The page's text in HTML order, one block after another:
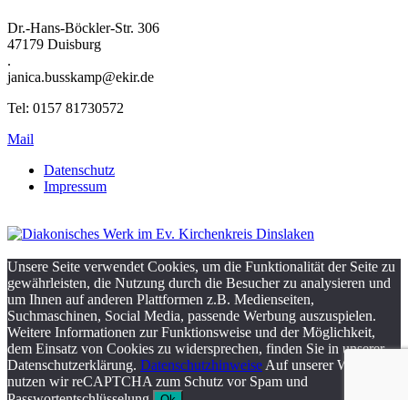
Dr.-Hans-Böckler-Str. 306
47179 Duisburg
.
janica.busskamp@ekir.de
Tel: 0157 81730572
Mail
Datenschutz
Impressum
Unsere Seite verwendet Cookies, um die Funktionalität der Seite zu
gewährleisten, die Nutzung durch die Besucher zu analysieren und
um Ihnen auf anderen Plattformen z.B. Medienseiten,
Suchmaschinen, Social Media, passende Werbung auszuspielen.
Weitere Informationen zur Funktionsweise und der Möglichkeit,
dem Einsatz von Cookies zu widersprechen, finden Sie in unserer
Datenschutzerklärung. Datenschutzhinweise Auf unserer Webseite
nutzen wir reCAPTCHA zum Schutz vor Spam und